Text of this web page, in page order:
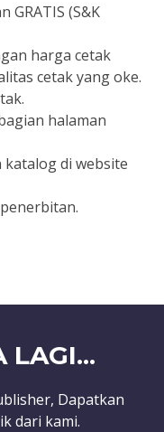
GRATIS (S&K
harga cetak
cetak yang oke.
halaman
katalog di website
LAGI...
Dapatkan
dari kami.